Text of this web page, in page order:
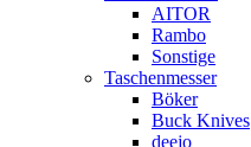
AITOR
Rambo
Sonstige
Taschenmesser
Böker
Buck Knives
deejo